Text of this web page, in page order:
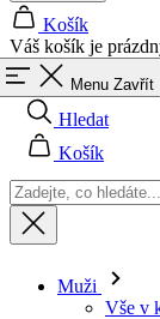
Košík
Váš košík je
Menu Zavřít
Hledat
Košík
Muži
Vše v